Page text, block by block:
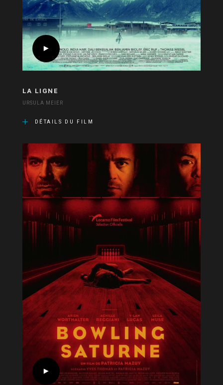
LA LIGNE
URSULA MEIER
DÉTAILS DU FILM